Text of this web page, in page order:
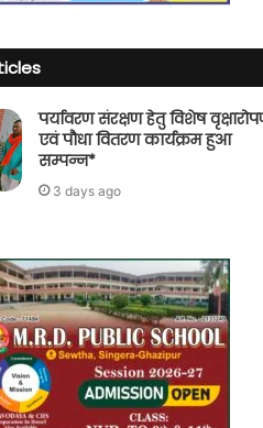
पर्यावरण संरक्षण हेतु विशेष
एवं पौधा वितरण कार्यक्रम हुआ
सम्पन्न*
3 days ago